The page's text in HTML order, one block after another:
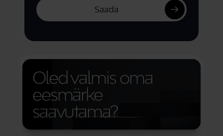
Saada
Oled valmis oma
eesmärke
saavutama?